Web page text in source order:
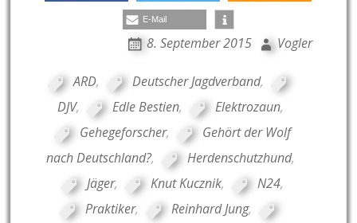
E-Mail
8. September 2015 Vogler
ARD, Deutscher Jagdverband,
DJV, Edle Bestien, Elektrozaun,
Gehegeforscher,
Gehört der Wolf
nach Deutschland?, Herdenschutzhund,
Jäger, Knut Kucznik, N24,
Praktiker, Reinhard Jung,